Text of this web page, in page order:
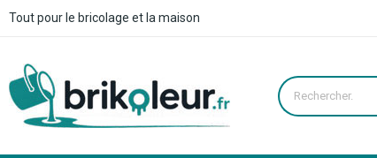
Tout pour le bricolage et la maison